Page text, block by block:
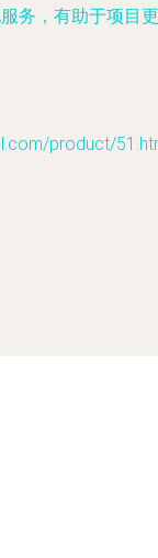
务，有助于项目更
product/